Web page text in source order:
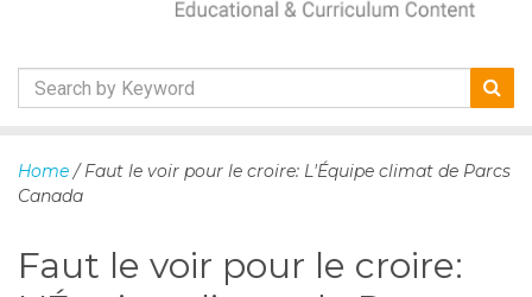
k
o
Home / Faut le voir pour le croire: L'Équipe climat de Parcs
Canada
Faut le voir pour le croire: